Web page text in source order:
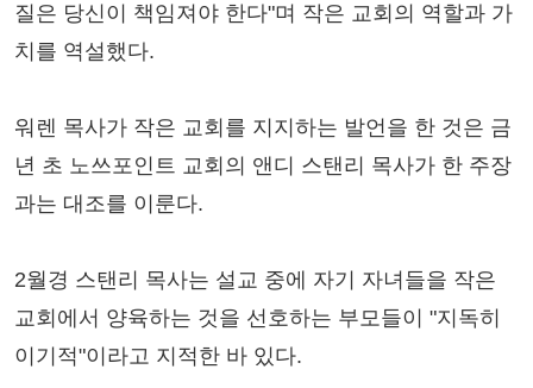
질은 당신이 책임져야 한다"며 작은 교회의 역할과 가
치를 역설했다.
워렌 목사가 작은 교회를 지지하는 발언을 한 것은 금
년 초 노쓰포인트 교회의 앤디 스탠리 목사가 한 주장
과는 대조를 이룬다.
2월경 스탠리 목사는 설교 중에 자기 자녀들을 작은
교회에서 양육하는 것을 선호하는 부모들이 "지독히
이기적"이라고 지적한 바 있다.